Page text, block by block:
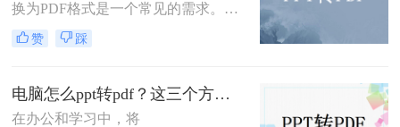
换为PDF格式是一个常见的需求。
PDF文件具有兼容性强、格式固定、
不易被修改等优点，非常适合用于分
呢？本文将介绍几种常用的PPT转
PDF方法，助你轻松完成文件转换。
赞 踩
电脑怎么ppt转pdf？这三个方法可以了解下!
在办公和学习中，将